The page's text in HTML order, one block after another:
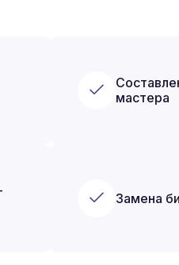
мастера
Замена